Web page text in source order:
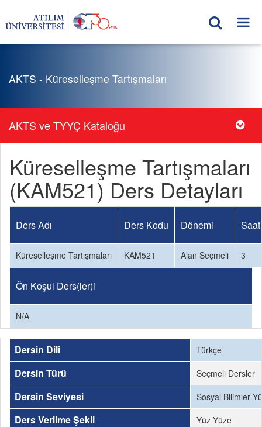
AKTS - Küreselleşme Tartışmaları
AKTS ve TYYÇ Kataloğu
Küreselleşme Tartışmaları
(KAM521) Ders Detayları
Ders Adı Ders Kodu Dönemi Saati
Küreselleşme Tartışmaları KAM521 Alan Seçmeli 3
Ön Koşul Ders(ler)i
N/A
Dersin Dili Türkçe
Dersin Türü Seçmeli Dersler
Dersin Seviyesi Sosyal Bilimler
Ders Verilme Şekli Yüz Yüze